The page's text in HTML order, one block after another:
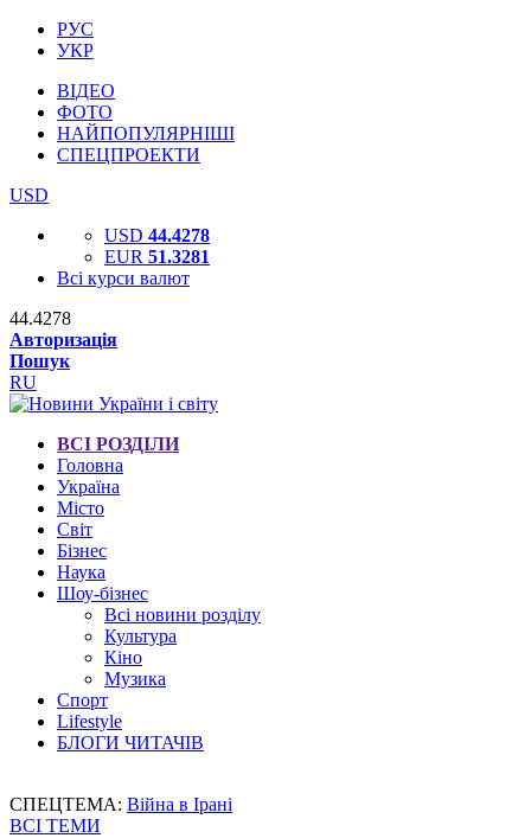
РУС
УКР
ВІДЕО
ФОТО
НАЙПОПУЛЯРНІШІ
СПЕЦПРОЕКТИ
USD
USD 44.4278
EUR 51.3281
Всі курси валют
44.4278
Авторизація
Пошук
RU
ВСІ РОЗДІЛИ
Головна
Україна
Місто
Світ
Бізнес
Наука
Шоу-бізнес
Всі новини розділу
Культура
Кіно
Музика
Спорт
Lifestyle
БЛОГИ ЧИТАЧІВ
СПЕЦТЕМА: Війна в Ірані
ВСІ ТЕМИ